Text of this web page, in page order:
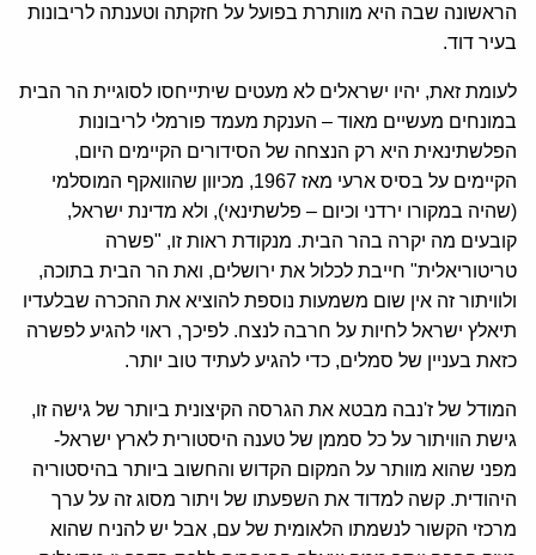
הראשונה שבה היא מוותרת בפועל על חזקתה וטענתה לריבונות
בעיר דוד.
לעומת זאת, יהיו ישראלים לא מעטים שיתייחסו לסוגיית הר הבית
במונחים מעשיים מאוד – הענקת מעמד פורמלי לריבונות
הפלשתינאית היא רק הנצחה של הסידורים הקיימים היום,
הקיימים על בסיס ארעי מאז 1967, מכיוון שהוואקף המוסלמי
(שהיה במקורו ירדני וכיום – פלשתינאי), ולא מדינת ישראל,
קובעים מה יקרה בהר הבית. מנקודת ראות זו, "פשרה
טריטוריאלית" חייבת לכלול את ירושלים, ואת הר הבית בתוכה,
ולוויתור זה אין שום משמעות נוספת להוציא את ההכרה שבלעדיו
תיאלץ ישראל לחיות על חרבה לנצח. לפיכך, ראוי להגיע לפשרה
כזאת בעניין של סמלים, כדי להגיע לעתיד טוב יותר.
המודל של ז'נבה מבטא את הגרסה הקיצונית ביותר של גישה זו,
גישת הוויתור על כל סממן של טענה היסטורית לארץ ישראל-
מפני שהוא מוותר על המקום הקדוש והחשוב ביותר בהיסטוריה
היהודית. קשה למדוד את השפעתו של ויתור מסוג זה על ערך
מרכזי הקשור לנשמתו הלאומית של עם, אבל יש להניח שהוא